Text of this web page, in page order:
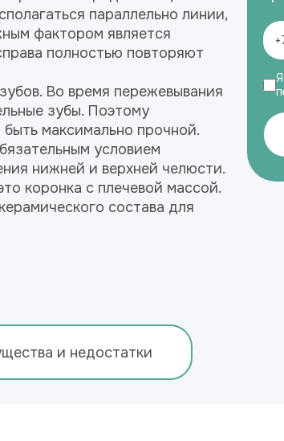
параллельно линии,
фактором является
полностью повторяют
Во время пережевывания
зубы. Поэтому
максимально прочной.
условием
нижней и верхней челюсти.
коронка с плечевой массой.
состава для
и недостатки